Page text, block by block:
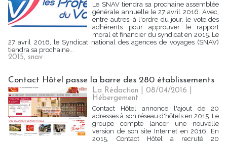
Le SNAV tiendra sa prochaine assemblée
générale annuelle le 27 avril 2016. Avec,
entre autres, à l'ordre du jour, le vote des
adhérents pour approuver le rapport
moral et financier du syndicat en 2015. Le
27 avril 2016, le Syndicat national des agences de voyages (SNAV)
tiendra sa prochaine...
2015, snav
Contact Hôtel passe la barre des 280 établissements
La Rédaction | 08/04/2016
Hébergement
Contact Hôtel annonce l'ajout de 20
adresses à son réseau d'hôtels en 2015. Le
groupe compte lancer une nouvelle
version de son site Internet en 2016. En
2015, Contact Hôtel a recruté 20